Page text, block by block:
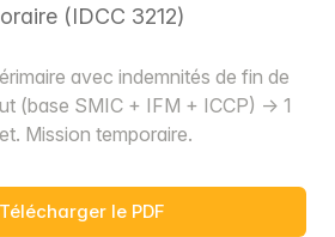
(IDCC 3212)
avec indemnités de fin de
(base SMIC + IFM + ICCP) → 1
Mission temporaire.
Télécharger le PDF